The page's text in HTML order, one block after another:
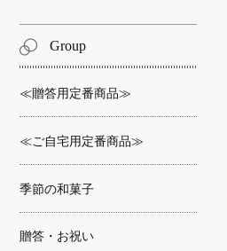
Group
≪贈答用定番商品≫
≪ご自宅用定番商品≫
季節の和菓子
贈答・お祝い